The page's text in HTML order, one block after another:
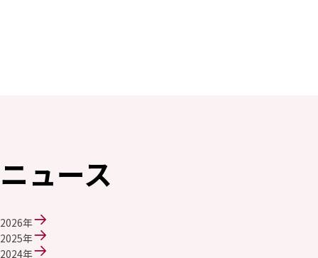
ニュース
2026年
2025年
2024年